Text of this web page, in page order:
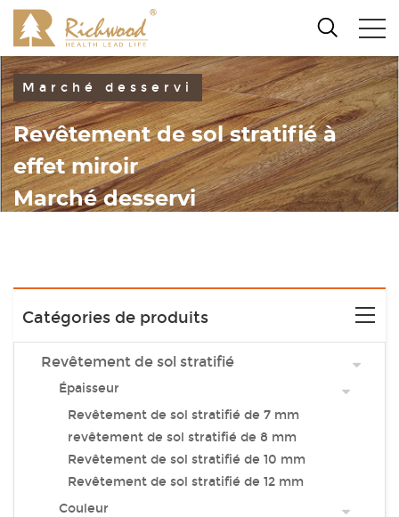
Marché desservi
Revêtement de sol stratifié à
effet miroir
Marché desservi
Catégories de produits
Revêtement de sol stratifié
Épaisseur
Revêtement de sol stratifié de 7 mm
revêtement de sol stratifié de 8 mm
Revêtement de sol stratifié de 10 mm
Revêtement de sol stratifié de 12 mm
Couleur